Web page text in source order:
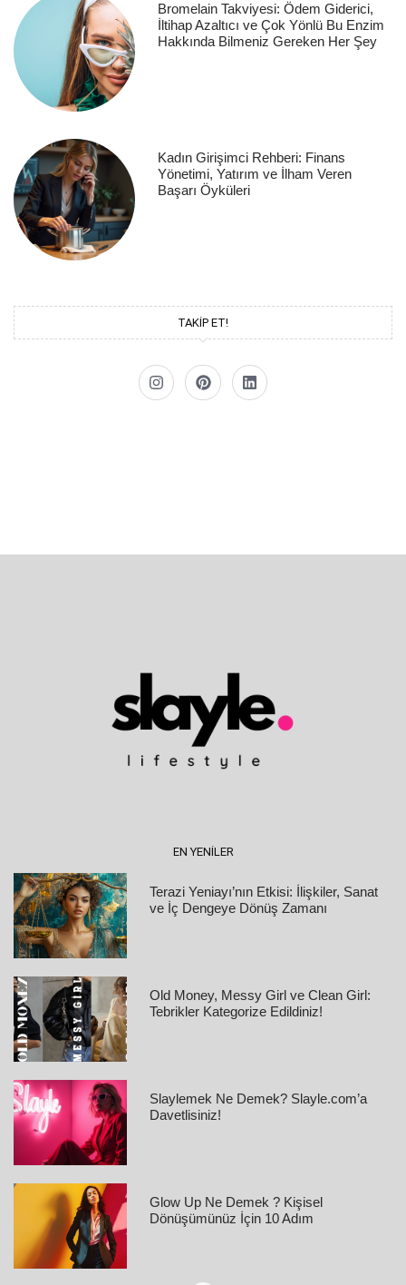
Bromelain Takviyesi: Ödem Giderici,
İltihap Azaltıcı ve Çok Yönlü Bu Enzim
Hakkında Bilmeniz Gereken Her Şey
Kadın Girişimci Rehberi: Finans
Yönetimi, Yatırım ve İlham Veren
Başarı Öyküleri
TAKİP ET!
EN YENILER
Terazi Yeniayı’nın Etkisi: İlişkiler, Sanat
ve İç Dengeye Dönüş Zamanı
Old Money, Messy Girl ve Clean Girl:
Tebrikler Kategorize Edildiniz!
Slaylemek Ne Demek? Slayle.com’a
Davetlisiniz!
Glow Up Ne Demek ? Kişisel
Dönüşümünüz İçin 10 Adım